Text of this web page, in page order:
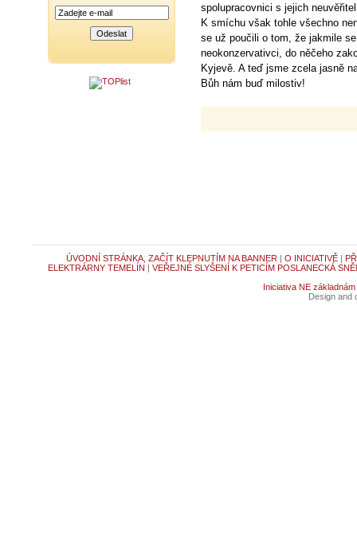
spolupracovnici s jejich
K smíchu však tohle všechno
se už poučili o tom, že jakmile
neokonzervativci, do něčeho
Kyjevě. A teď jsme zcela jasně
Bůh nám buď milostiv!
ÚVODNÍ STRÁNKA, ZAČÍT KLEPNUTÍM NA BANNER | O INICIATIVĚ|
ELEKTRÁRNY TEMELÍN | VEŘEJNÉ SLYŠENÍ K PETICÍM POSLANECKÁ
Iniciativa NE základnám
Design and